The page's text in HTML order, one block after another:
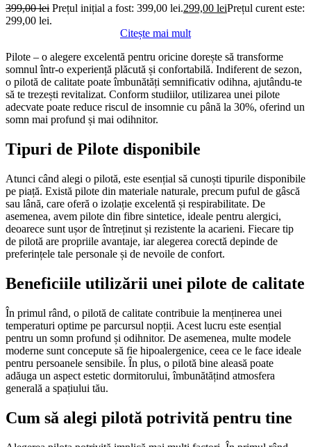
399,00lei Prețul inițial a fost: 399,00 lei.299,00 leiPrețul curent este:
299,00 lei.
Citește mai mult
Pilote – o alegere excelentă pentru oricine dorește să transforme
somnul într-o experiență plăcută și confortabilă. Indiferent de sezon,
o pilotă de calitate poate îmbunătăți semnificativ odihna, ajutându-te
să te trezești revitalizat. Conform studiilor, utilizarea unei pilote
adecvate poate reduce riscul de insomnie cu până la 30%, oferind un
somn mai profund și mai odihnitor.
Tipuri de Pilote disponibile
Atunci când alegi o pilotă, este esențial să cunoști tipurile disponibile
pe piață. Există pilote din materiale naturale, precum puful de gâscă
sau lână, care oferă o izolație excelentă și respirabilitate. De
asemenea, avem pilote din fibre sintetice, ideale pentru alergici,
deoarece sunt ușor de întreținut și rezistente la acarieni. Fiecare tip
de pilotă are propriile avantaje, iar alegerea corectă depinde de
preferințele tale personale și de nevoile de confort.
Beneficiile utilizării unei pilote de calitate
În primul rând, o pilotă de calitate contribuie la menținerea unei
temperaturi optime pe parcursul nopții. Acest lucru este esențial
pentru un somn profund și odihnitor. De asemenea, multe modele
moderne sunt concepute să fie hipoalergenice, ceea ce le face ideale
pentru persoanele sensibile. În plus, o pilotă bine aleasă poate
adăuga un aspect estetic dormitorului, îmbunătățind atmosfera
generală a spațiului tău.
Cum să alegi pilotă potrivită pentru tine